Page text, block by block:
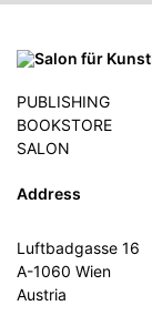
PUBLISHING
BOOKSTORE
SALON
Address
Luftbadgasse 16
A-1060 Wien
Austria